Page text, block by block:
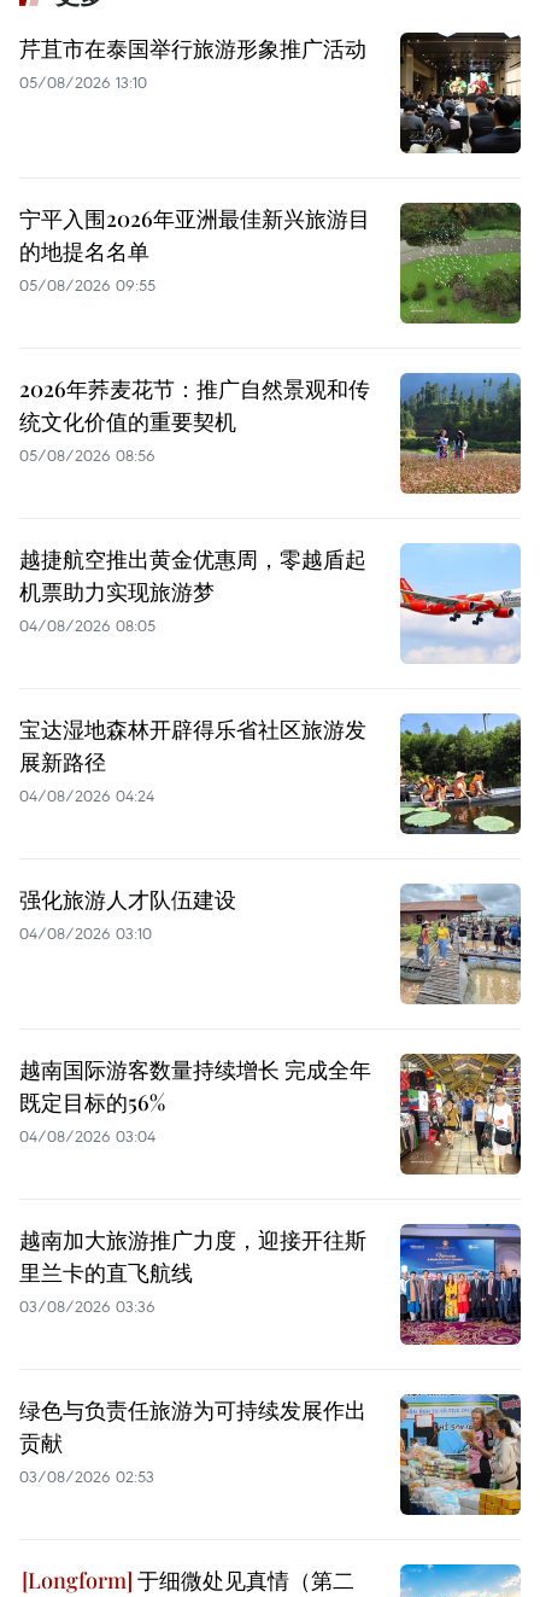
芹苴市在泰国举行旅游形象推广活动
05/08/2026 13:10
宁平入围2026年亚洲最佳新兴旅游目
的地提名名单
05/08/2026 09:55
2026年荞麦花节：推广自然景观和传
统文化价值的重要契机
05/08/2026 08:56
越捷航空推出黄金优惠周，零越盾起
机票助力实现旅游梦
04/08/2026 08:05
宝达湿地森林开辟得乐省社区旅游发
展新路径
04/08/2026 04:24
强化旅游人才队伍建设
04/08/2026 03:10
越南国际游客数量持续增长 完成全年
既定目标的56%
04/08/2026 03:04
越南加大旅游推广力度，迎接开往斯
里兰卡的直飞航线
03/08/2026 03:36
绿色与负责任旅游为可持续发展作出
贡献
03/08/2026 02:53
于细微处见真情（第二